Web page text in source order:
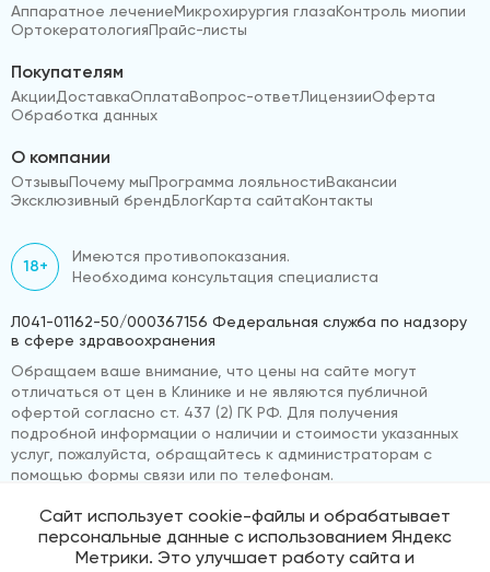
Аппаратное лечениеМикрохирургия глазаКонтроль миопии
ОртокератологияПрайс-листы
Покупателям
АкцииДоставкаОплатаВопрос-ответЛицензииОферта
Обработка данных
О компании
ОтзывыПочему мыПрограмма лояльностиВакансии
Эксклюзивный брендБлогКарта сайтаКонтакты
18+
Имеются противопоказания.
Необходима консультация специалиста
Л041-01162-50/000367156 Федеральная служба по надзору
в сфере здравоохранения
Обращаем ваше внимание, что цены на сайте могут
отличаться от цен в Клинике и не являются публичной
офертой согласно ст. 437 (2) ГК РФ. Для получения
подробной информации о наличии и стоимости указанных
услуг, пожалуйста, обращайтесь к администраторам с
помощью формы связи или по телефонам.
© 2026 «ВижуВсё»
Реквизиты компании
Политика обработки персональных данных
Сайт использует cookie-файлы и обрабатывает
персональные данные с использованием Яндекс
Метрики. Это улучшает работу сайта и